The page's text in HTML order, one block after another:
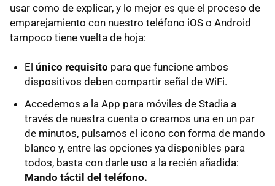
usar como de explicar, y lo mejor es que el proceso de
emparejamiento con nuestro teléfono iOS o Android
tampoco tiene vuelta de hoja:
El único requisito para que funcione ambos
dispositivos deben compartir señal de WiFi.
Accedemos a la App para móviles de Stadia a
través de nuestra cuenta o creamos una en un par
de minutos, pulsamos el icono con forma de mando
blanco y, entre las opciones ya disponibles para
todos, basta con darle uso a la recién añadida:
Mando táctil del teléfono.